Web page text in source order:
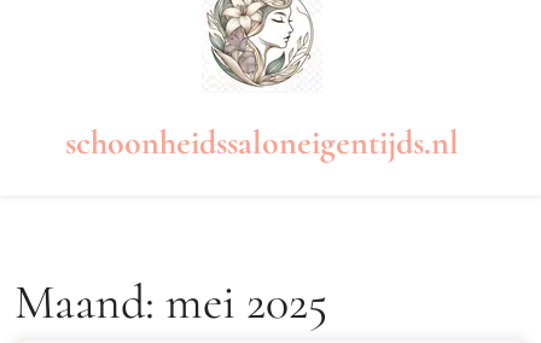
schoonheidssaloneigentijds.nl
Maand: mei 2025